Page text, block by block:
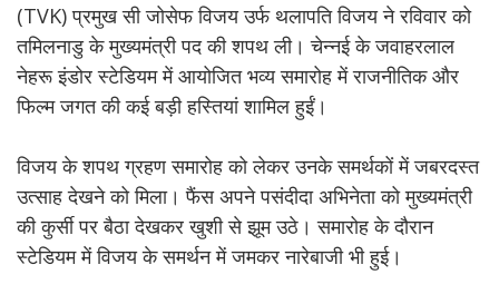
(TVK) प्रमुख सी जोसेफ विजय उर्फ थलापति विजय ने रविवार को
तमिलनाडु के मुख्यमंत्री पद की शपथ ली। चेन्नई के जवाहरलाल
नेहरू इंडोर स्टेडियम में आयोजित भव्य समारोह में राजनीतिक और
फिल्म जगत की कई बड़ी हस्तियां शामिल हुईं।
विजय के शपथ ग्रहण समारोह को लेकर उनके समर्थकों में जबरदस्त
उत्साह देखने को मिला। फैंस अपने पसंदीदा अभिनेता को मुख्यमंत्री
की कुर्सी पर बैठा देखकर खुशी से झूम उठे। समारोह के दौरान
स्टेडियम में विजय के समर्थन में जमकर नारेबाजी भी हुई।